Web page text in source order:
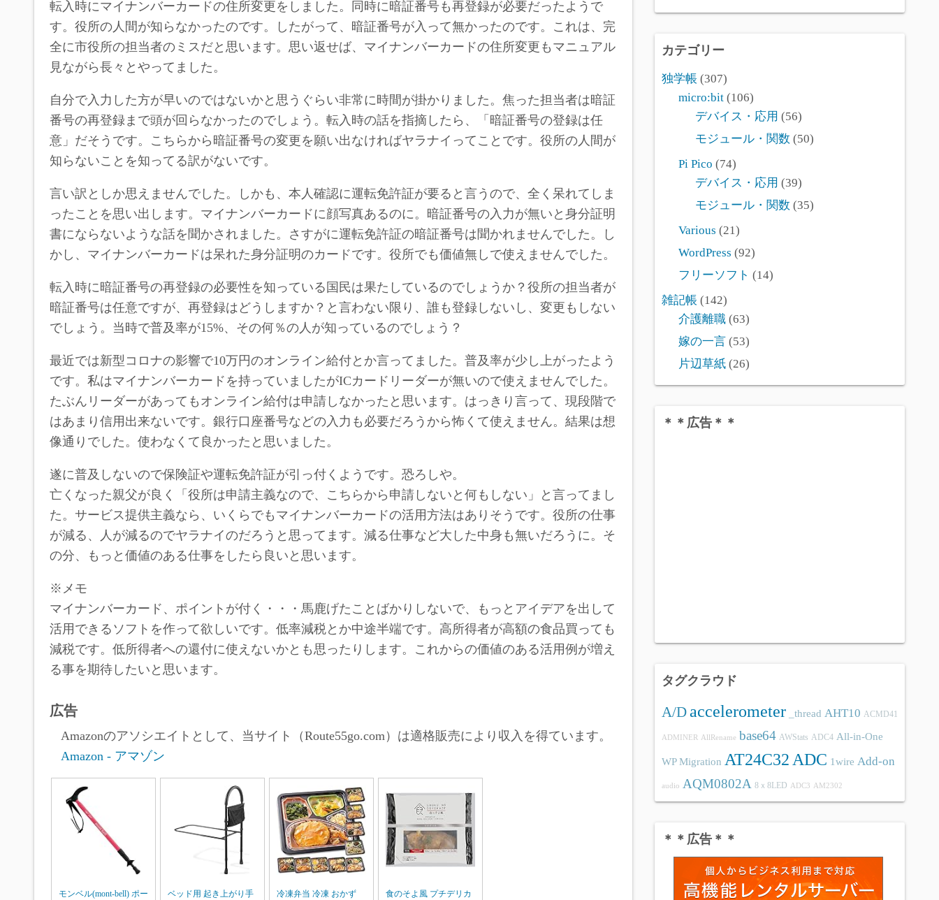
転入時にマイナンバーカードの住所変更をしました。同時に暗証番号も再登録が必要だったようで
す。役所の人間が知らなかったのです。したがって、暗証番号が入って無かったのです。これは、完
全に市役所の担当者のミスだと思います。思い返せば、マイナンバーカードの住所変更もマニュアル
見ながら長々とやってました。
自分で入力した方が早いのではないかと思うぐらい非常に時間が掛かりました。焦った担当者は暗証
番号の再登録まで頭が回らなかったのでしょう。転入時の話を指摘したら、「暗証番号の登録は任
意」だそうです。こちらから暗証番号の変更を願い出なければヤラナイってことです。役所の人間が
知らないことを知ってる訳がないです。
言い訳としか思えませんでした。しかも、本人確認に運転免許証が要ると言うので、全く呆れてしま
ったことを思い出します。マイナンバーカードに顔写真あるのに。暗証番号の入力が無いと身分証明
書にならないような話を聞かされました。さすがに運転免許証の暗証番号は聞かれませんでした。し
かし、マイナンバーカードは呆れた身分証明のカードです。役所でも価値無しで使えませんでした。
転入時に暗証番号の再登録の必要性を知っている国民は果たしているのでしょうか？役所の担当者が
暗証番号は任意ですが、再登録はどうしますか？と言わない限り、誰も登録しないし、変更もしない
でしょう。当時で普及率が15%、その何％の人が知っているのでしょう？
最近では新型コロナの影響で10万円のオンライン給付とか言ってました。普及率が少し上がったよう
です。私はマイナンバーカードを持っていましたがICカードリーダーが無いので使えませんでした。
たぶんリーダーがあってもオンライン給付は申請しなかったと思います。はっきり言って、現段階で
はあまり信用出来ないです。銀行口座番号などの入力も必要だろうから怖くて使えません。結果は想
像通りでした。使わなくて良かったと思いました。
遂に普及しないので保険証や運転免許証が引っ付くようです。恐ろしや。
亡くなった親父が良く「役所は申請主義なので、こちらから申請しないと何もしない」と言ってまし
た。サービス提供主義なら、いくらでもマイナンバーカードの活用方法はありそうです。役所の仕事
が減る、人が減るのでヤラナイのだろうと思ってます。減る仕事など大した中身も無いだろうに。そ
の分、もっと価値のある仕事をしたら良いと思います。
※メモ
マイナンバーカード、ポイントが付く・・・馬鹿げたことばかりしないで、もっとアイデアを出して
活用できるソフトを作って欲しいです。低率減税とか中途半端です。高所得者が高額の食品買っても
減税です。低所得者への還付に使えないかとも思ったりします。これからの価値のある活用例が増え
る事を期待したいと思います。
広告
Amazonのアソシエイトとして、当サイト（Route55go.com）は適格販売により収入を得ています。
Amazon - アマゾン
モンベル(mont-bell) ポー ベッド用 起き上がり手 冷凍弁当 冷凍 おかず 食のそよ風 プチデリカ
カテゴリー
独学帳 (307)
micro:bit (106)
デバイス・応用 (56)
モジュール・関数 (50)
Pi Pico (74)
デバイス・応用 (39)
モジュール・関数 (35)
Various (21)
WordPress (92)
フリーソフト (14)
雑記帳 (142)
介護離職 (63)
嫁の一言 (53)
片辺草紙 (26)
＊＊広告＊＊
タグクラウド
A/Daccelerometer _thread AHT10 ACMD41
ADMINER AllRename base64 AWStats ADC4 All-in-One
WP Migration AT24C32 ADC 1wire Add-on
audio AQM0802A 8ｘ8LED ADC3 AM2302
＊＊広告＊＊